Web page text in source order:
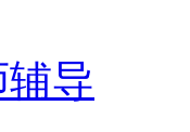
导